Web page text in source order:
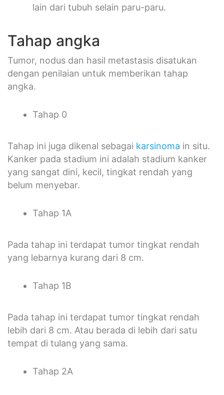
lain dari tubuh selain paru-paru.
Tahap angka
Tumor, nodus dan hasil metastasis disatukan
dengan penilaian untuk memberikan tahap
angka.
Tahap 0
Tahap ini juga dikenal sebagai karsinoma in situ.
Kanker pada stadium ini adalah stadium kanker
yang sangat dini, kecil, tingkat rendah yang
belum menyebar.
Tahap 1A
Pada tahap ini terdapat tumor tingkat rendah
yang lebarnya kurang dari 8 cm.
Tahap 1B
Pada tahap ini terdapat tumor tingkat rendah
lebih dari 8 cm. Atau berada di lebih dari satu
tempat di tulang yang sama.
Tahap 2A